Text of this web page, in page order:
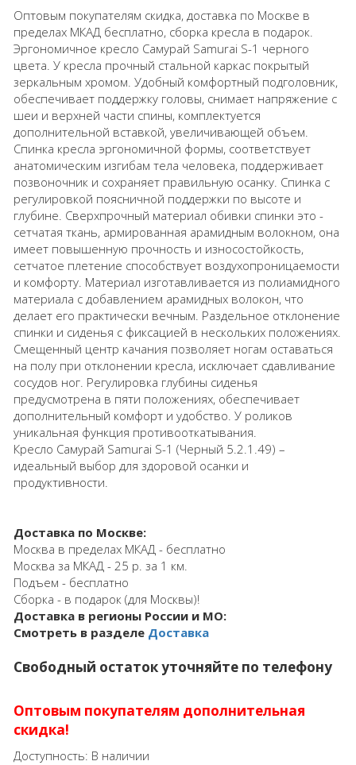
Оптовым покупателям скидка, доставка по Москве в
пределах МКАД бесплатно, сборка кресла в подарок.
Эргономичное кресло Самурай Samurai S-1 черного
цвета. У кресла прочный стальной каркас покрытый
зеркальным хромом. Удобный комфортный подголовник,
обеспечивает поддержку головы, снимает напряжение с
шеи и верхней части спины, комплектуется
дополнительной вставкой, увеличивающей объем.
Спинка кресла эргономичной формы, соответствует
анатомическим изгибам тела человека, поддерживает
позвоночник и сохраняет правильную осанку. Спинка с
регулировкой поясничной поддержки по высоте и
глубине. Сверхпрочный материал обивки спинки это -
сетчатая ткань, армированная арамидным волокном, она
имеет повышенную прочность и износостойкость,
сетчатое плетение способствует воздухопроницаемости
и комфорту. Материал изготавливается из полиамидного
материала с добавлением арамидных волокон, что
делает его практически вечным. Раздельное отклонение
спинки и сиденья с фиксацией в нескольких положениях.
Смещенный центр качания позволяет ногам оставаться
на полу при отклонении кресла, исключает сдавливание
сосудов ног. Регулировка глубины сиденья
предусмотрена в пяти положениях, обеспечивает
дополнительный комфорт и удобство. У роликов
уникальная функция противооткатывания.
Кресло Самурай Samurai S-1 (Черный 5.2.1.49) –
идеальный выбор для здоровой осанки и
продуктивности.
Доставка по Москве:
Москва в пределах МКАД - бесплатно
Москва за МКАД - 25 р. за 1 км.
Подъем - бесплатно
Сборка - в подарок (для Москвы)!
Доставка в регионы России и МО:
Смотреть в разделе Доставка
Свободный остаток уточняйте по телефону
Оптовым покупателям дополнительная
скидка!
Доступность: В наличии